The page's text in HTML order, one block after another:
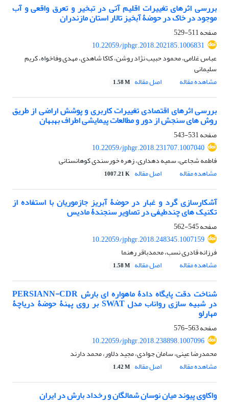
بررسی اثرهای تغییرات اقلیم آتی در تبخیر و تعرق واقعی و آب
موجود در خاک در حوضۀ آبخیز تالار استان مازندران
صفحه511-529
10.22059/jphgr.2018.202185.1006831
عباس غلامی، محمود حبیب نژاد روشن، کاکا شاهدی، مهدی وفاخواه، کریم
سلیمانی
مشاهده مقاله
اصل مقاله 1.58 M
بررسی اثرهای اقتصادی تغییرات کاربری و پوشش اراضی از طریق
روش‏ های سنجش از دور و مطالعات پیمایشی اطراف بهبهان
صفحه531-543
10.22059/jphgr.2018.231707.1007040
فاطمه شجاعی، سمیه دهداری، زهره خورسندی کوهانستانی
مشاهده مقاله
اصل مقاله 1007.21 K
آشکارسازی گرد و غبار در حوضۀ آبریز جازموریان با استفاده از
تکنیک‏ های چندطیفی در تصاویر سنجندۀ مادیس
صفحه545-562
10.22059/jphgr.2018.248345.1007159
فرزانه قادری نسب، محمدباقر رهنما
مشاهده مقاله
اصل مقاله 1.58 M
شناخت دقت پایگاه دادۀ ماهواره‏ ای بارش PERSIANN-CDR
در شبیه‏ سازی رواناب مدل SWAT بر روی پهنۀ حوضۀ دریاچۀ
مهارلو
صفحه563-576
10.22059/jphgr.2018.238898.1007096
محمدرضا عینی، سامان جوادی، مجید دلاور، محمد دارند
مشاهده مقاله
اصل مقاله 1.42 M
واکاوی پیوند میان نوسان شمالگان و رخداد بارش در ایران